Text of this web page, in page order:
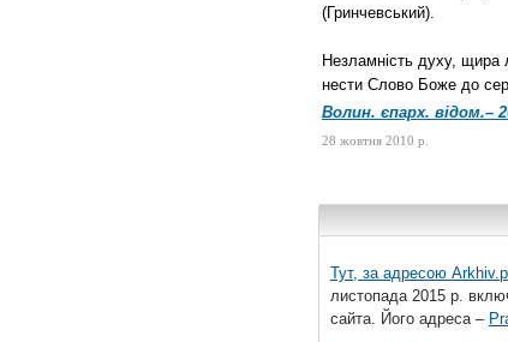
(Гринчевський).
Незламність духу, щира
нести Слово Боже до
Волин. єпарх. відом.–
28 жовтня 2010 р.
Тут, за адресою
листопада 2015 р.
сайта. Його адреса –